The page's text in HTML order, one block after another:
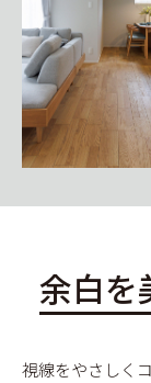
余白を
視線をやさしく